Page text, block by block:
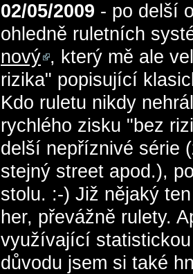
02/05/2009 - po delší
ohledně ruletních
nový , který mě ale
rizika" popisující
Kdo ruletu nikdy
rychlého zisku "bez
delší nepříznivé série
stejný street apod.),
stolu. :-) Již nějaký
her, převážně rulety.
využívající
důvodu jsem si také